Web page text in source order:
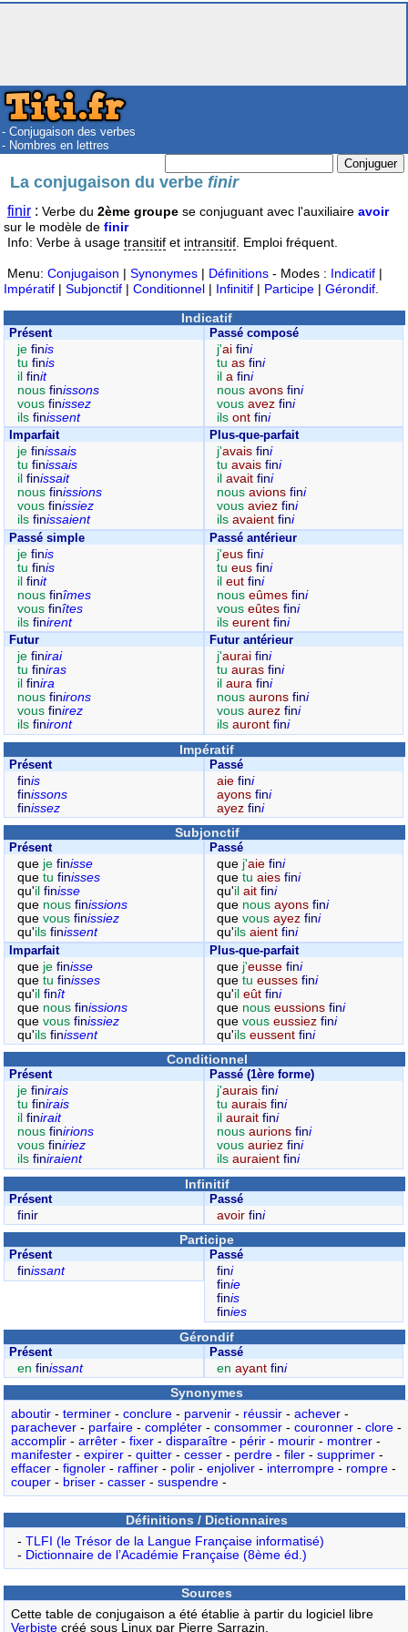
- Conjugaison des verbes
- Nombres en lettres
La conjugaison du verbefinir
finir : Verbe du 2ème groupe se conjuguant avec l'auxiliaire avoir
sur le modèle de finir
Info: Verbe à usage transitif et intransitif . Emploi fréquent.
Menu: Conjugaison | Synonymes | Définitions - Modes : Indicatif |
Impératif | Subjonctif | Conditionnel | Infinitif | Participe | Gérondif
Indicatif
Présent
je finis
tu finis
il finit
nous finissons
vous finissez
ils finissent
Passé composé
j'ai fini
tuas fini
ila fini
nousavons fini
vousavez fini
ilsont fini
Imparfait
je finissais
tu finissais
il finissait
nous finissions
vous finissiez
ils finissaient
Plus-que-parfait
j'avais fini
tuavais fini
ilavait fini
nousavions fini
vousaviez fini
ilsavaient fini
Passé simple
je finis
tu finis
il finit
nous finîmes
vous finîtes
ils finirent
Passé antérieur
j'eus fini
tueus fini
ileut fini
nouseûmes fini
vouseûtes fini
ilseurent fini
Futur
je finirai
tu finiras
il finira
nous finirons
vous finirez
ils finiront
Futur antérieur
j'aurai fini
tuauras fini
ilaura fini
nousaurons fini
vousaurez fini
ilsauront fini
Impératif
Présent
finis
finissons
finissez
Passé
aie fini
ayons fini
ayez fini
Subjonctif
Présent
que je finisse
que tu finisses
qu'il finisse
que nous finissions
que vous finissiez
qu'ils finissent
Passé
que j'aie fini
quetuaies fini
qu'ilait fini
que nousayons fini
quevousayez fini
qu'ilsaient fini
Imparfait
que je finisse
que tu finisses
qu'il finît
que nous finissions
que vous finissiez
qu'ils finissent
Plus-que-parfait
que j'eusse fini
quetueusses fini
qu'ileût fini
que nouseussions fini
quevouseussiez fini
qu'ilseussent fini
Conditionnel
Présent
je finirais
tu finirais
il finirait
nous finirions
vous finiriez
ils finiraient
Passé (1ère forme)
j'aurais fini
tuaurais fini
ilaurait fini
nousaurions fini
vousauriez fini
ilsauraient fini
Infinitif
Présent
finir
Passé
avoir fini
Participe
Présent
finissant
Passé
fini
finie
finis
finies
Gérondif
Présent
en finissant
Passé
enayant fini
Synonymes
aboutir- terminer- conclure- parvenir- réussir- achever-
parachever- parfaire- compléter- consommer- couronner- clore-
accomplir- arrêter- fixer- disparaître- périr- mourir- montrer-
manifester- expirer- quitter- cesser- perdre- filer- supprimer-
effacer- fignoler- raffiner- polir- enjoliver- interrompre- rompre-
couper- briser- casser- suspendre-
Définitions / Dictionnaires
- TLFI (le Trésor de la Langue Française informatisé)
- Dictionnaire de l’Académie Française (8ème éd.)
Sources
Cette table de conjugaison a été établie à partir du logiciel libre
Verbistecréé sous Linux par Pierre Sarrazin,